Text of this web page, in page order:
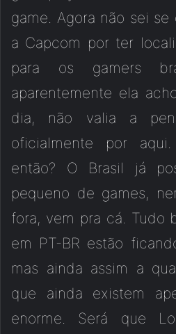
game. Agora não sei se
a Capcom por ter
para os gamers
aparentemente ela
dia, não valia a
oficialmente por
então? O Brasil já
pequeno de games,
fora, vem pra cá. Tudo
em PT-BR estão
mas ainda assim a
que ainda existem
enorme. Será que